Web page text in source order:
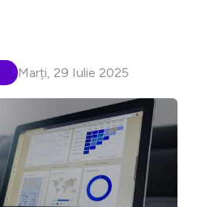
Marți, 29 Iulie 2025